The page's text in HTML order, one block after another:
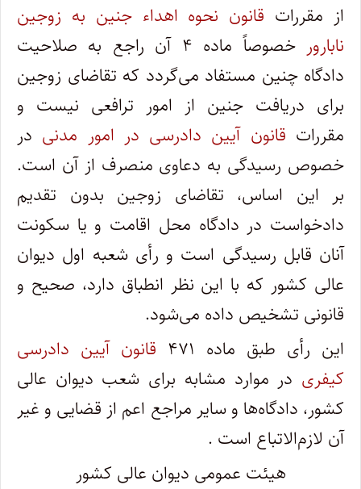
از مقررات قانون نحوه اهداء جنین به زوجین
نابارور
خصوصاً ماده ۴ آن راجع به صلاحیت
دادگاه چنین مستفاد می‌گردد که تقاضای زوجین
برای دریافت جنین از امور ترافعی نیست و
مقررات قانون آیین دادرسی در امور مدنی در
خصوص رسیدگی به دعاوی منصرف از آن است.
بر این اساس، تقاضای زوجین بدون تقدیم
دادخواست در دادگاه محل اقامت و یا سکونت
آنان قابل رسیدگی است و رأی شعبه اول دیوان
عالی کشور که با این نظر انطباق دارد، صحیح و
قانونی تشخیص داده می‌شود.
این رأی طبق ماده ۴۷۱
قانون آیین دادرسی
کیفری در موارد مشابه برای شعب دیوان عالی
کشور، دادگاه‌ها و سایر مراجع اعم از قضایی و غیر
آن لازم‌الاتباع است .
هیئت عمومی دیوان عالی کشور